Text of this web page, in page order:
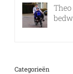
Categorieën